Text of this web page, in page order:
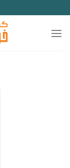
to
content